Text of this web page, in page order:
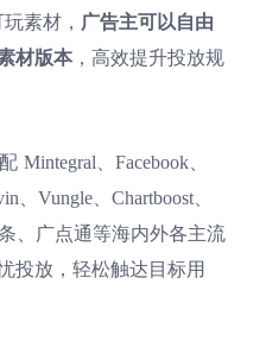
素材， 广告主可以自由
材版本，高效提升投放规
Mintegral、Facebook、
、Vungle、Chartboost、
、广点通等海内外各主流
投放，轻松触达目标用